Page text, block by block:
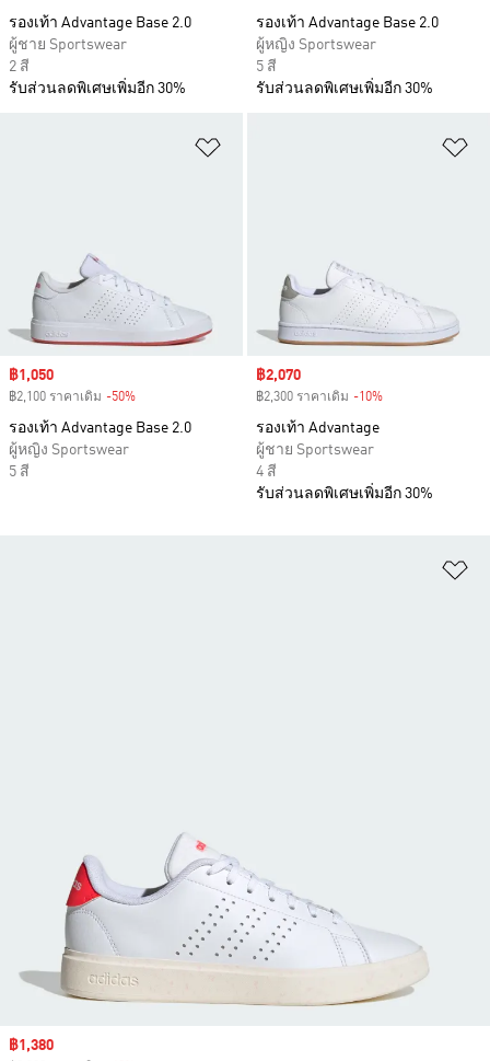
รองเท้า Advantage Base 2.0
ผู้ชาย Sportswear
2 สี
รับส่วนลดพิเศษเพิ่มอีก 30%
รองเท้า Advantage Base 2.0
ผู้หญิง Sportswear
5 สี
รับส่วนลดพิเศษเพิ่มอีก 30%
Sale price
฿1,050
฿2,100 ราคาเดิม -50%
รองเท้า Advantage Base 2.0
ผู้หญิง Sportswear
5 สี
Sale price
฿2,070
฿2,300 ราคาเดิม -10%
รองเท้า Advantage
ผู้ชาย Sportswear
4 สี
รับส่วนลดพิเศษเพิ่มอีก 30%
Sale price
฿1,380